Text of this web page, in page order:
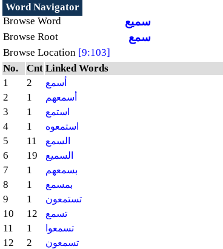
Word Navigator
Browse Word
سميع
Browse Root سمع
Browse Location [9:103]
No.
Cnt Linked Words
1
2 أسمع
2 1 أسمعهم
3 1 استمع
4 1 استمعوه
5 11 السمع
6 19 السميع
7 1 بسمعهم
8 1 بمسمع
9 1 تستمعون
10 12 تسمع
11 1 تسمعوا
12 2 تسمعون